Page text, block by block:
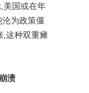
美国或在年
为政策僵
这种双重瘫
溃